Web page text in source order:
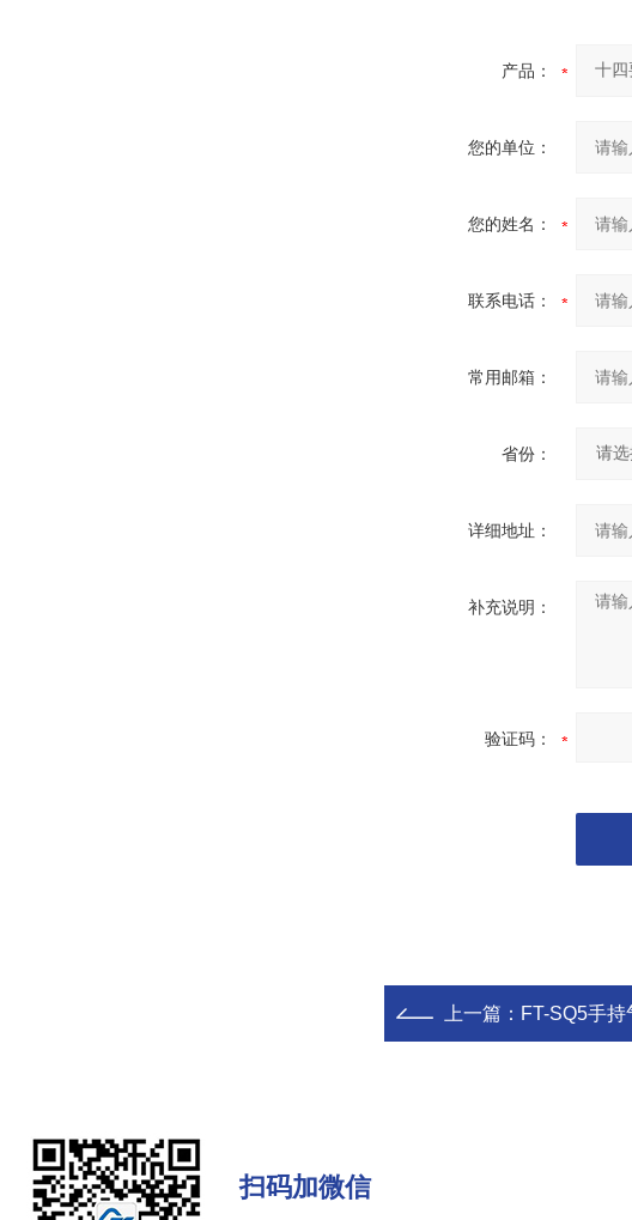
产品：
您的单位：
您的姓名：
联系电话：
常用邮箱：
省份：
详细地址：
补充说明：
验证码：
上一篇： FT-SQ5手
扫码加微信